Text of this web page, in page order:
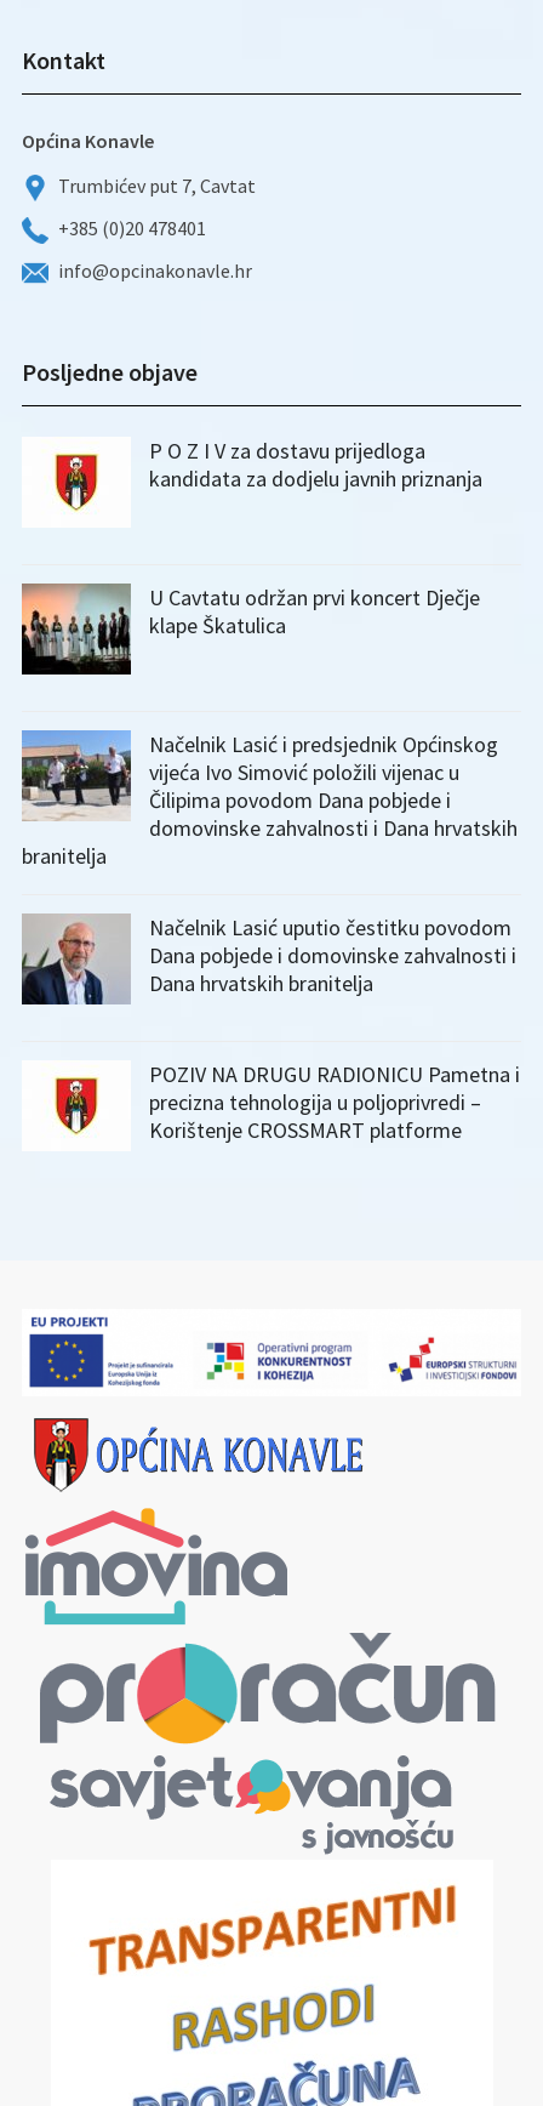
Kontakt
Općina Konavle
Trumbićev put 7, Cavtat
+385 (0)20 478401
info@opcinakonavle.hr
Posljedne objave
P O Z I V za dostavu prijedloga
kandidata za dodjelu javnih priznanja
U Cavtatu održan prvi koncert Dječje
klape Škatulica
Načelnik Lasić i predsjednik Općinskog
vijeća Ivo Simović položili vijenac u
Čilipima povodom Dana pobjede i
domovinske zahvalnosti i Dana hrvatskih
branitelja
Načelnik Lasić uputio čestitku povodom
Dana pobjede i domovinske zahvalnosti i
Dana hrvatskih branitelja
POZIV NA DRUGU RADIONICU Pametna i
precizna tehnologija u poljoprivredi –
Korištenje CROSSMART platforme